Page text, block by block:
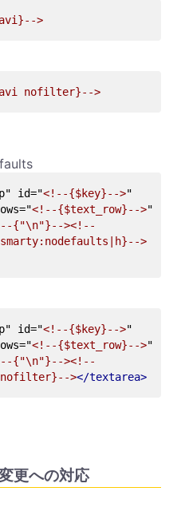
>
nofilter}-->
id="<!--{$key}-->"
<!--{$text_row}-->"
{"\n"}--><!--
>
id="<!--{$key}-->"
<!--{$text_row}-->"
{"\n"}--><!--
nofilter}--></textarea>
更への対応